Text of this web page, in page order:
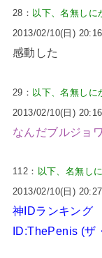
28： 以下、名無しに
2013/02/10(日)
感動した
29： 以下、名無しに
2013/02/10(日)
なんだブルジョ
112： 以下、名無し
2013/02/10(日)
神IDランキング
ID:ThePenis (ザ